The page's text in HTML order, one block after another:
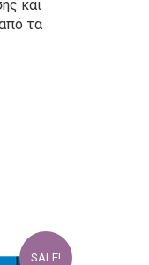
και
τα
SALE!